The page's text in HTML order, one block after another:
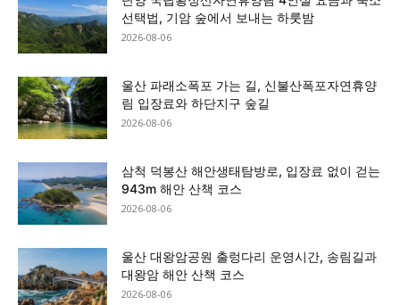
선택법, 기암 숲에서 보내는 하룻밤
2026-08-06
울산 파래소폭포 가는 길, 신불산폭포자연휴양
림 입장료와 하단지구 숲길
2026-08-06
삼척 덕봉산 해안생태탐방로, 입장료 없이 걷는
943m 해안 산책 코스
2026-08-06
울산 대왕암공원 출렁다리 운영시간, 송림길과
대왕암 해안 산책 코스
2026-08-06